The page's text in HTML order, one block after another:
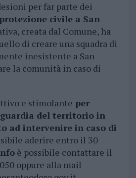
per far parte dei
civile a San
creata dal Comune, ha
di creare una squadra di
inesistente a San
la comunità in caso di
e stimolante per
del territorio in
ad intervenire in caso di
aderire entro il 30
è possibile contattare il
oppure alla mail